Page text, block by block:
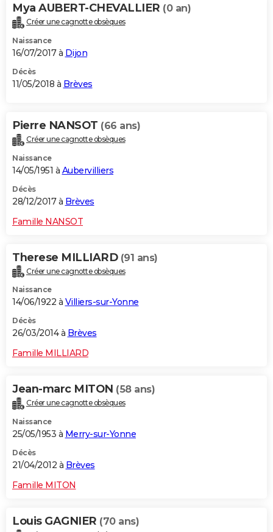
Mya AUBERT-CHEVALLIER (0 an)
Créer une cagnotte obsèques
Naissance
16/07/2017 à Dijon
Décès
11/05/2018 à Brèves
Pierre NANSOT (66 ans)
Créer une cagnotte obsèques
Naissance
14/05/1951 à Aubervilliers
Décès
28/12/2017 à Brèves
Famille NANSOT
Therese MILLIARD (91 ans)
Créer une cagnotte obsèques
Naissance
14/06/1922 à Villiers-sur-Yonne
Décès
26/03/2014 à Brèves
Famille MILLIARD
Jean-marc MITON (58 ans)
Créer une cagnotte obsèques
Naissance
25/05/1953 à Merry-sur-Yonne
Décès
21/04/2012 à Brèves
Famille MITON
Louis GAGNIER (70 ans)